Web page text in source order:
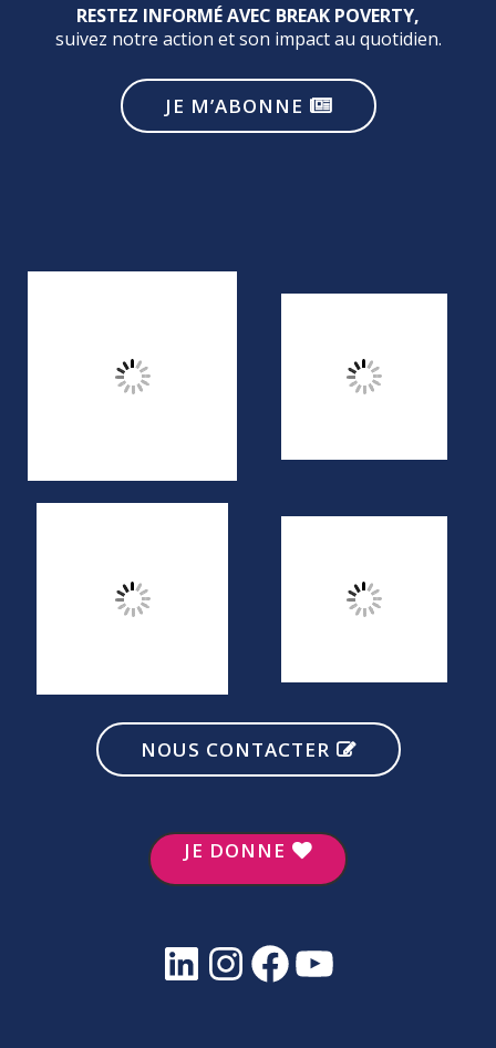
RESTEZ INFORMÉ AVEC BREAK POVERTY,
suivez notre action et son impact au quotidien.
JE M’ABONNE
NOUS CONTACTER
JE DONNE
LinkedInInstagramFacebookYouTube